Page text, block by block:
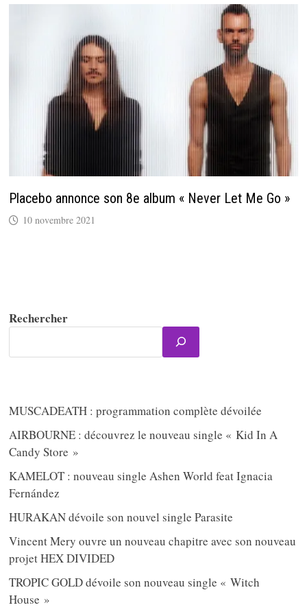
Placebo annonce son 8e album « Never Let Me Go »
10 novembre 2021
Rechercher
MUSCADEATH : programmation complète dévoilée
AIRBOURNE : découvrez le nouveau single « Kid In A
Candy Store »
KAMELOT : nouveau single Ashen World feat Ignacia
Fernández
HURAKAN dévoile son nouvel single Parasite
Vincent Mery ouvre un nouveau chapitre avec son nouveau
projet HEX DIVIDED
TROPIC GOLD dévoile son nouveau single « Witch
House »